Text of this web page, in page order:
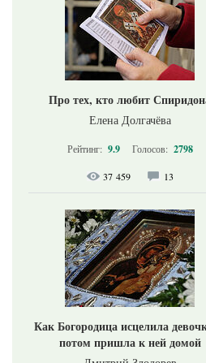
Про тех, кто любит
Елена Долгачёва
Рейтинг: 9.9 Голосов: 2798
37 459 13
Как Богородица исцелила
потом пришла к ней домой